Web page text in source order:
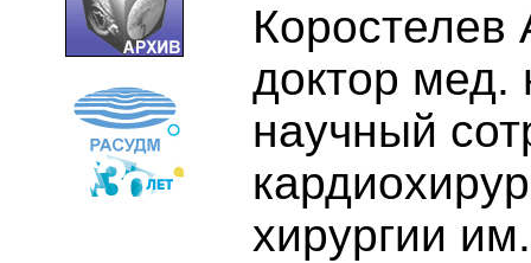
Коростелев
доктор мед.
научный
хирургии